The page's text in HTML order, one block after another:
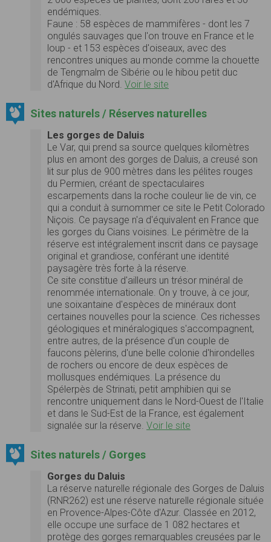
endémiques.
Faune : 58 espèces de mammifères - dont les 7
ongulés sauvages que l'on trouve en France et le
loup - et 153 espèces d'oiseaux, avec des
rencontres uniques au monde comme la chouette
de Tengmalm de Sibérie ou le hibou petit duc
d'Afrique du Nord. Voir le site
Sites naturels / Réserves naturelles
Les gorges de Daluis
Le Var, qui prend sa source quelques kilomètres
plus en amont des gorges de Daluis, a creusé son
lit sur plus de 900 mètres dans les pélites rouges
du Permien, créant de spectaculaires
escarpements dans la roche couleur lie de vin, ce
qui a conduit à surnommer ce site le Petit Colorado
Niçois. Ce paysage n'a d'équivalent en France que
les gorges du Cians voisines. Le périmètre de la
réserve est intégralement inscrit dans ce paysage
original et grandiose, conférant une identité
paysagère très forte à la réserve.
Ce site constitue d'ailleurs un trésor minéral de
renommée internationale. On y trouve, à ce jour,
une soixantaine d'espèces de minéraux dont
certaines nouvelles pour la science. Ces richesses
géologiques et minéralogiques s'accompagnent,
entre autres, de la présence d'un couple de
faucons pèlerins, d'une belle colonie d'hirondelles
de rochers ou encore de deux espèces de
mollusques endémiques. La présence du
Spélerpès de Strinati, petit amphibien qui se
rencontre uniquement dans le Nord-Ouest de l'Italie
et dans le Sud-Est de la France, est également
signalée sur la réserve. Voir le site
Sites naturels / Gorges
Gorges du Daluis
La réserve naturelle régionale des Gorges de Daluis
(RNR262) est une réserve naturelle régionale située
en Provence-Alpes-Côte d'Azur. Classée en 2012,
elle occupe une surface de 1 082 hectares et
protège des gorges remarquables creusées par le